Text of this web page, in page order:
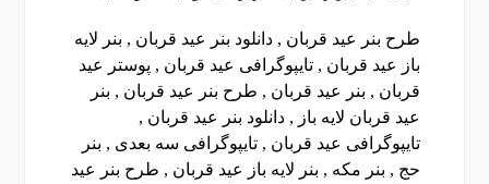
طرح بنر عید قربان , دانلود بنر عید قربان , بنر لایه
باز عید قربان , تایپوگرافی عید قربان , پوستر عید
قربان , بنر عید قربان , طرح بنر عید قربان , بنر
عید قربان لایه باز , دانلود بنر عید قربان ,
تایپوگرافی عید قربان , تایپوگرافی سه بعدی , بنر
حج , بنر مکه , بنر لایه باز عید قربان , طرح بنر عید